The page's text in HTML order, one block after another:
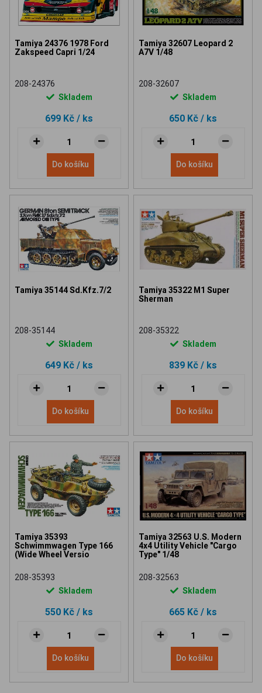
Tamiya 24376 1978 Ford
Zakspeed Capri 1/24
208-24376
Skladem
699 Kč / ks
Do košíku
Tamiya 32607 Leopard 2
A7V 1/48
208-32607
Skladem
650 Kč / ks
Do košíku
Tamiya 35144 Sd.Kfz.7/2
208-35144
Skladem
649 Kč / ks
Do košíku
Tamiya 35322 M1 Super
Sherman
208-35322
Skladem
839 Kč / ks
Do košíku
Tamiya 35393
Schwimmwagen Type 166
(Wide Wheel Versio
208-35393
Skladem
550 Kč / ks
Do košíku
Tamiya 32563 U.S. Modern
4x4 Utility Vehicle "Cargo
Type" 1/48
208-32563
Skladem
665 Kč / ks
Do košíku